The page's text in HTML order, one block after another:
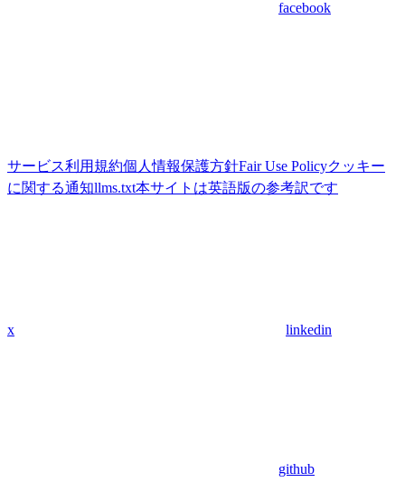
facebook
サービス利用規約個人情報保護方針Fair Use Policyクッキー
に関する通知llms.txt本サイトは英語版の参考訳です
x linkedin
github